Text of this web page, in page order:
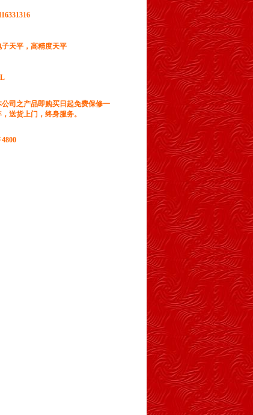
子天平，高精度天平
公司之产品即购买日起免费保修一
，送货上门，终身服务。
4800